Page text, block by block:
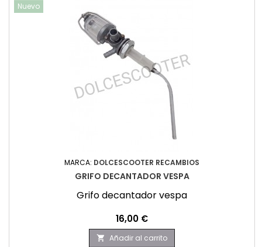
Nuevo
MARCA: DOLCESCOOTER RECAMBIOS
GRIFO DECANTADOR VESPA
Grifo decantador vespa
Precio
16,00 €
 Añadir al carrito